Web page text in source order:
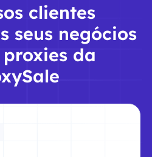
clientes
seus negócios
da